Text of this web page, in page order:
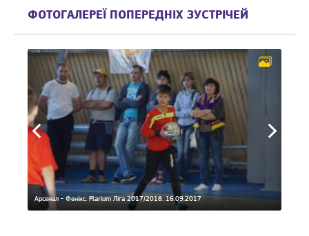
ФОТОГАЛЕРЕЇ ПОПЕРЕДНІХ ЗУСТРІЧЕЙ
Арсенал - Фенікс. Plarium Ліга 2017/2018. 16.09.2017